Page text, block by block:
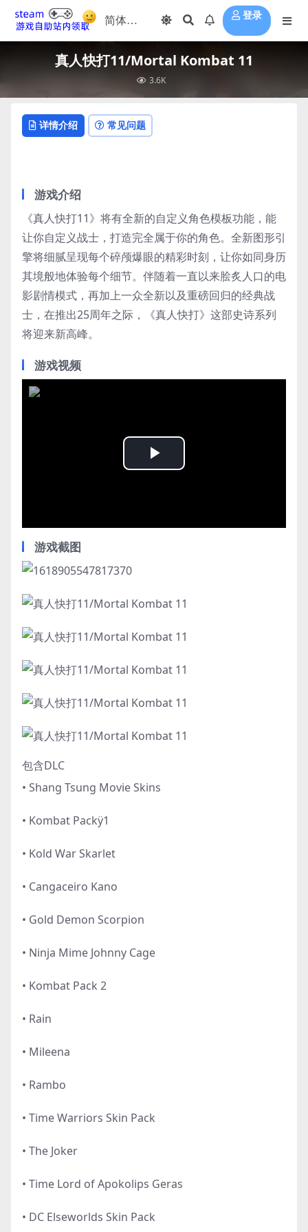
登录
真人快打11/Mortal Kombat 11
3.6K
详情介绍 常见问题
游戏介绍
《真人快打11》将有全新的自定义角色模板功能，能
让你自定义战士，打造完全属于你的角色。全新图形引
擎将细腻呈现每个碎颅爆眼的精彩时刻，让你如同身历
其境般地体验每个细节。伴随着一直以来脍炙人口的电
影剧情模式，再加上一众全新以及重磅回归的经典战
士，在推出25周年之际，《真人快打》这部史诗系列
将迎来新高峰。
游戏视频
Play
游戏截图
包含DLC
• Shang Tsung Movie Skins
• Kombat Packÿ1
• Kold War Skarlet
• Cangaceiro Kano
• Gold Demon Scorpion
• Ninja Mime Johnny Cage
• Kombat Pack 2
• Rain
• Mileena
• Rambo
• Time Warriors Skin Pack
• The Joker
• Time Lord of Apokolips Geras
• DC Elseworlds Skin Pack